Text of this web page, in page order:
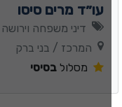
עו״ד מרים סיסו
דיני משפחה וירושה /
המרכז / בני ברק
מסלולבסיסי